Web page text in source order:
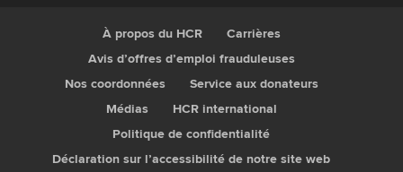
À propos du HCR
Carrières
Avis d’offres d’emploi frauduleuses
Nos coordonnées
Service aux donateurs
Médias
HCR international
Politique de confidentialité
Déclaration sur l’accessibilité de notre site web